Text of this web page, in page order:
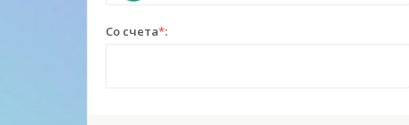
Со счета*: